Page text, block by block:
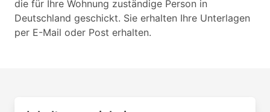
die für Ihre Wohnung zuständige Person in
Deutschland geschickt. Sie erhalten Ihre Unterlagen
per E-Mail oder Post erhalten.